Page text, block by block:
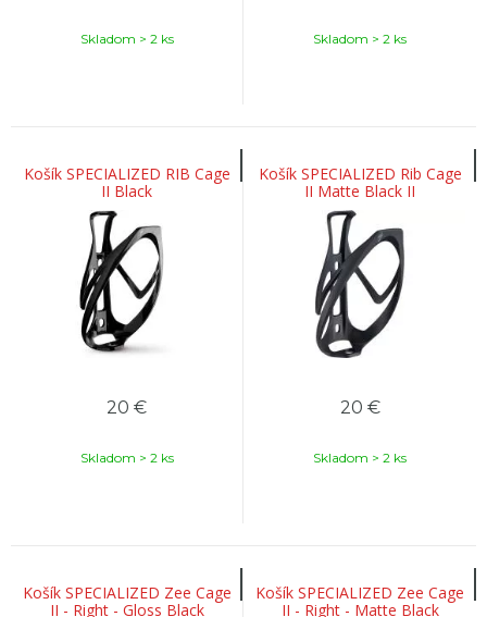
Skladom > 2 ks Skladom > 2 ks
Košík SPECIALIZED RIB Cage
II Black
20 €
Skladom > 2 ks
Košík SPECIALIZED Rib Cage
II Matte Black II
20 €
Skladom > 2 ks
Košík SPECIALIZED Zee Cage
II - Right - Gloss Black
Košík SPECIALIZED Zee Cage
II - Right - Matte Black